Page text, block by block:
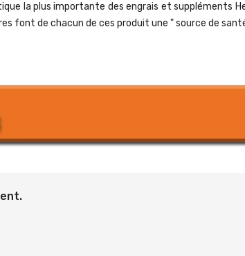
la plus importante des engrais et suppléments
font de chacun de ces produit une " source de